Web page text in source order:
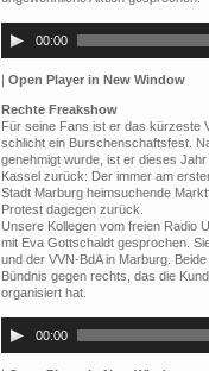
00:00
| Open Player in New Window
Rechte Freakshow
Für seine Fans ist er das kürzeste
schlicht ein Burschenschaftsfest.
genehmigt wurde, ist er dieses
Kassel zurück: Der immer am
Stadt Marburg heimsuchende
Protest dagegen zurück.
Unsere Kollegen vom freien Radio
mit Eva Gottschaldt gesprochen.
und der VVN-BdA in Marburg.
Bündnis gegen rechts, das die
organisiert hat.
00:00